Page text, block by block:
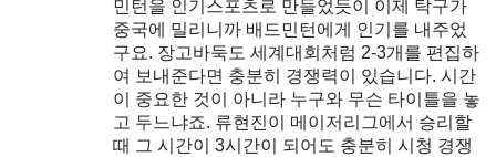
민턴을 인기스포츠로 만들었듯이 이제 탁구가
중국에 밀리니까 배드민턴에게 인기를 내주었
구요. 장고바둑도 세계대회처럼 2-3개를 편집하
여 보내준다면 충분히 경쟁력이 있습니다. 시간
이 중요한 것이 아니라 누구와 무슨 타이틀을 놓
고 두느냐죠. 류현진이 메이저리그에서 승리할
때 그 시간이 3시간이 되어도 충분히 시청 경쟁